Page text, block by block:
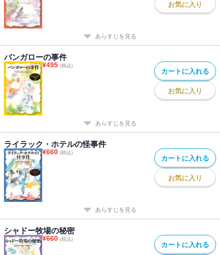
お気に入り
あらすじを見る
バンガローの事件
¥495 (税込)
カートに入れる
お気に入り
あらすじを見る
ライラック・ホテルの怪事件
¥660 (税込)
カートに入れる
お気に入り
あらすじを見る
シャドー牧場の秘密
¥660 (税込)
カートに入れる